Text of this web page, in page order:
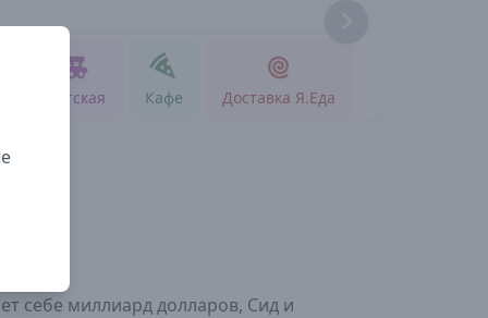
Детская Кафе Доставка Я.Еда
себе миллиард долларов, Сид и